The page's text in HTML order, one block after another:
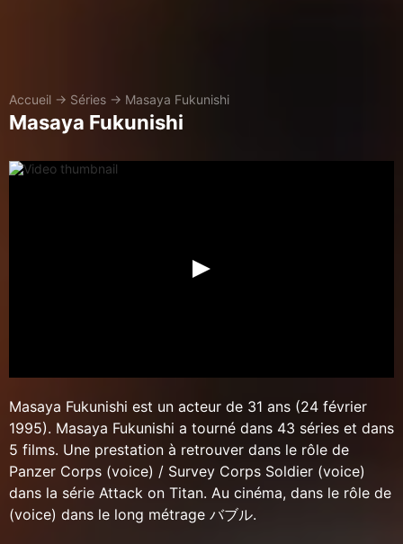
Accueil → Séries → Masaya Fukunishi
Masaya Fukunishi
Masaya Fukunishi est un acteur de 31 ans (24 février
1995). Masaya Fukunishi a tourné dans 43 séries et dans
5 films. Une prestation à retrouver dans le rôle de
Panzer Corps (voice) / Survey Corps Soldier (voice)
dans la série Attack on Titan. Au cinéma, dans le rôle de
(voice) dans le long métrage バブル.